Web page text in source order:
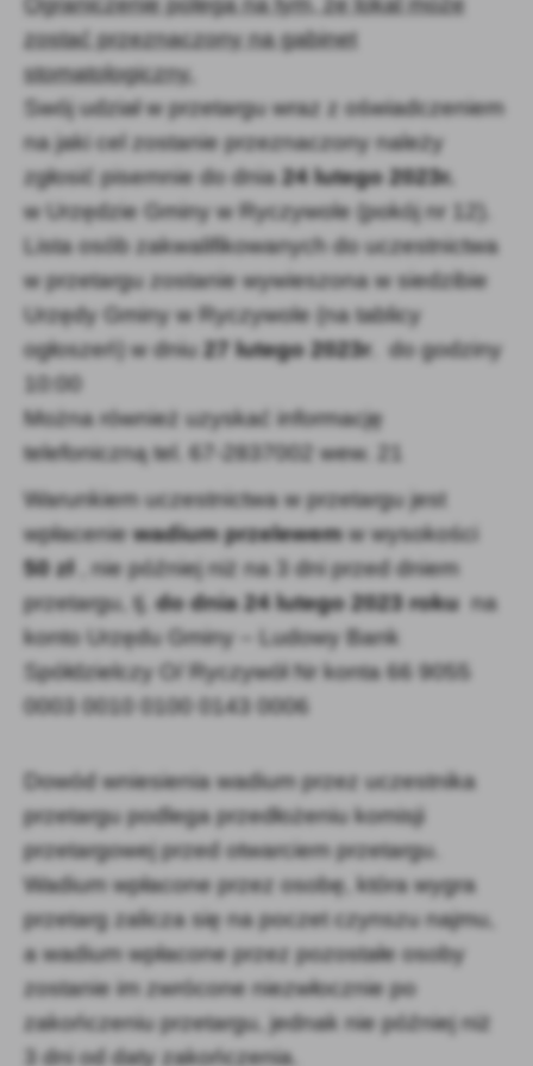
zostać przeznaczony na gabinet
stomatologiczny.
Swój udział w przetargu wraz z oświadczeniem
na jaki cel zostanie przeznaczony należy
zgłosić pisemnie do dnia 24 lutego 2023r.
w Urzędzie Gminy w Ryczywole (pokój nr 12).
Lista osób zakwalifikowanych do uczestnictwa
w przetargu zostanie wywieszona w siedzibie
Urzędy Gminy w Ryczywole (na tablicy
ogłoszeń) w dniu 27 lutego 2023r . do godziny
10:00
Można również uzyskać informację
telefoniczną tel. 67-2837002 wew. 21
Warunkiem uczestnictwa w przetargu jest
wpłaceniewadium przelewemw wysokości
50 zł
, nie później niż na 3 dni przed dniem
przetargu, tj.do dnia 24 lutego 2023 rokuna
konto Urzędu Gminy – Ludowy Bank
Spółdzielczy O/ Ryczywół Nr konta 66 9055
0003 0010 0100 0143 0006
Dowód wniesienia wadium przez uczestnika
przetargu podlega przedłożeniu komisji
przetargowej przed otwarciem przetargu.
Wadium wpłacone przez osobę, która wygra
przetarg zalicza się na poczet czynszu najmu,
a wadium wpłacone przez pozostałe osoby
zostanie im zwrócone niezwłocznie po
zakończeniu przetargu, jednak nie później niż
3 dni od daty zakończenia.